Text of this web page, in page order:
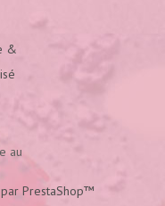
&
au
PrestaShop™